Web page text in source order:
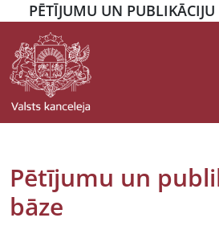
PĒTĪJUMU UN
Pētījumu un
bāze